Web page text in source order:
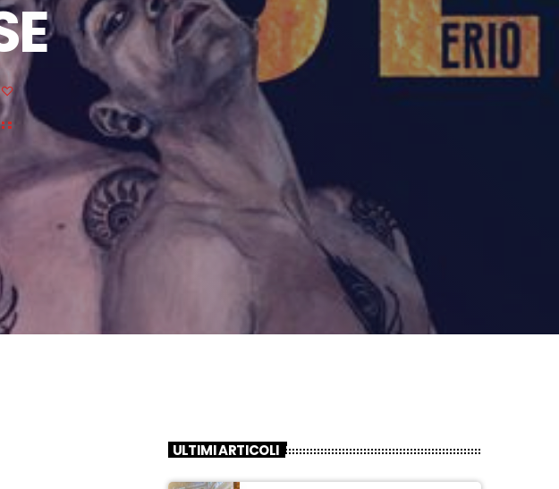
ULTIMI ARTICOLI